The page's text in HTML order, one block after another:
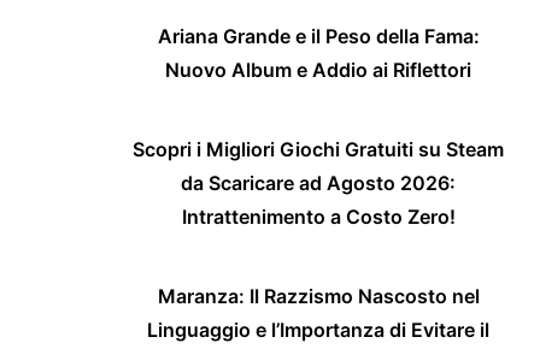
Ariana Grande e il Peso della Fama:
Nuovo Album e Addio ai Riflettori
Scopri i Migliori Giochi Gratuiti su Steam
da Scaricare ad Agosto 2026:
Intrattenimento a Costo Zero!
Maranza: Il Razzismo Nascosto nel
Linguaggio e l’Importanza di Evitare il